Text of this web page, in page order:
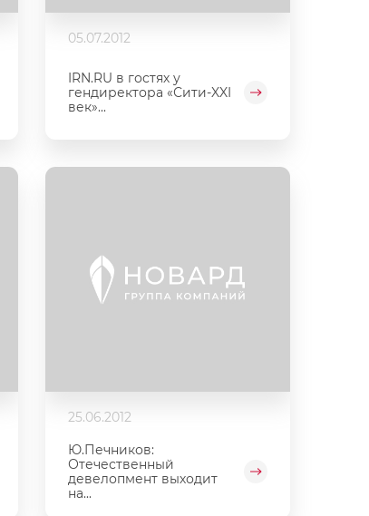
05.07.2012
IRN.RU в гостях у
гендиректора «Сити-XXI
век»...
25.06.2012
Ю.Печников:
Отечественный
девелопмент выходит
на...